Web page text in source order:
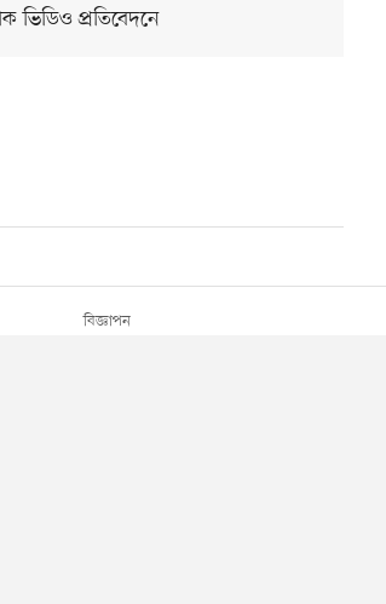
ভিডিও প্রতিবেদনে